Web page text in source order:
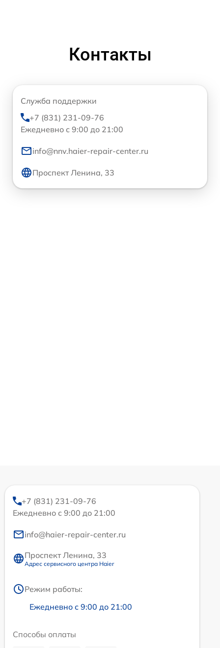
Контакты
Служба поддержки
+7 (831) 231-09-76
Ежедневно с 9:00 до 21:00
info@nnv.haier-repair-center.ru
Проспект Ленина, 33
+7 (831) 231-09-76
Ежедневно с 9:00 до 21:00
info@haier-repair-center.ru
Проспект Ленина, 33
Адрес сервисного центра Haier
Режим работы:
Ежедневно с 9:00 до 21:00
Способы оплаты